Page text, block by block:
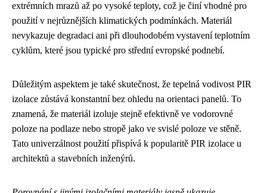
extrémních mrazů až po vysoké teploty, což je činí vhodné pro
použití v nejrůznějších klimatických podmínkách. Materiál
nevykazuje degradaci ani při dlouhodobém vystavení teplotním
cyklům, které jsou typické pro střední evropské podnebí.
Důležitým aspektem je také skutečnost, že tepelná vodivost PIR
izolace zůstává konstantní bez ohledu na orientaci panelů. To
znamená, že materiál izoluje stejně efektivně ve vodorovné
poloze na podlaze nebo stropě jako ve svislé poloze ve stěně.
Tato univerzálnost použití přispívá k popularitě PIR izolace u
architektů a stavebních inženýrů.